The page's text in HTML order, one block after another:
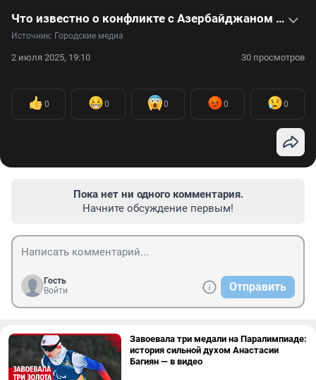
Что известно о конфликте с Азербайджаном и массовых задержаниях, собрали в коротком видео
Источник: Городские медиа
2 июля 2025, 19:10 30 просмотров
0 0 0 0 0
Пока нет ни одного комментария.
Начните обсуждение первым!
Гость
Войти
Отправить
Завоевала три медали на Паралимпиаде:
история сильной духом Анастасии
Багиян — в видео